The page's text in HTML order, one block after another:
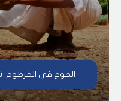
الجوع في الخرطوم: